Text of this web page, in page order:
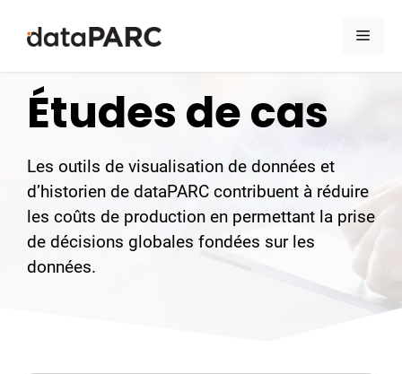
Études de cas
Les outils de visualisation de données et
d’historien de dataPARC contribuent à réduire
les coûts de production en permettant la prise
de décisions globales fondées sur les
données.